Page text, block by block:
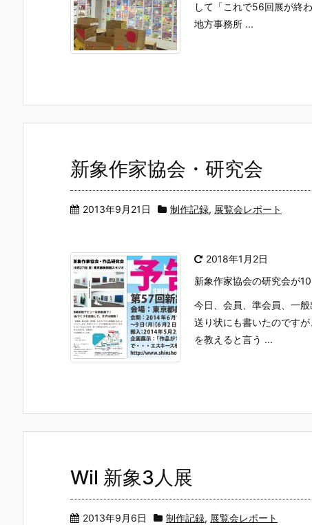
して「これで56回展が終
地方事務所 ...
新象作家協会・研究会
2013年9月21日 制作記録, 展覧会レポート
2018年1月2日
新象作家協会の研究会が
今日、会員、準会員、一般
送り状にも書いたのです
を教えると言う ...
Wil 新象3人展
2013年9月6日 制作記録, 展覧会レポート